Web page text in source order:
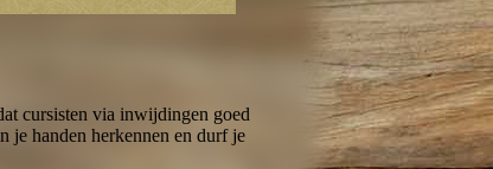
cursisten via inwijdingen goed
je handen herkennen en durf je